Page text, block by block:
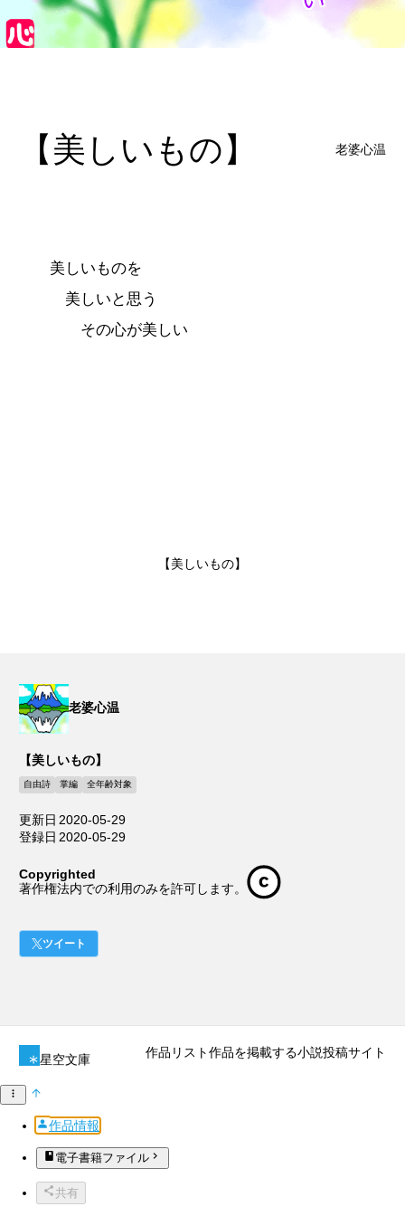
【美しいもの】 老婆心温
美しいものを
美しいと思う
その心が美しい
【美しいもの】
老婆心温
【美しいもの】
自由詩 掌編 全年齢対象
更新日 2020-05-29
登録日 2020-05-29
Copyrighted
著作権法内での利用のみを許可します。
ツイート
星空文庫 作品リスト作品を掲載する小説投稿サイト
作品情報
電子書籍ファイル
共有